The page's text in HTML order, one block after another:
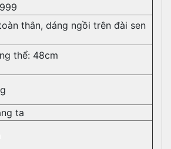
thân, dáng ngồi trên đài sen
thể: 48cm
ta